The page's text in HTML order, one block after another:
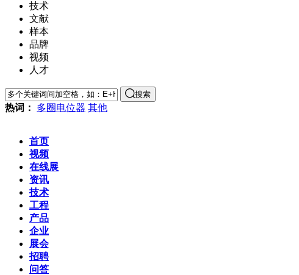
技术
文献
样本
品牌
视频
人才
搜索
热词： 多圈电位器 其他
首页
视频
在线展
资讯
技术
工程
产品
企业
展会
招聘
问答